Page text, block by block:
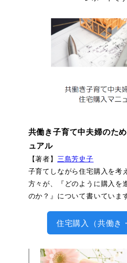
共働き子育て中夫婦のた
ュアル
【著者】 三島芳史子
子育てしながら住宅購入を考
方々が、『どのように購入を
のか？』について書いていま
住宅購入（共働き